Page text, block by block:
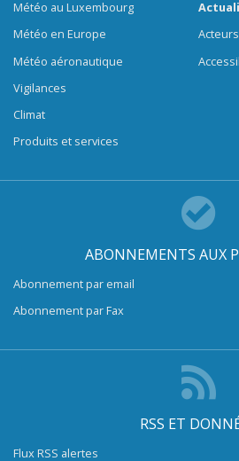
Météo au Luxembourg
Météo en Europe
Météo aéronautique
Vigilances
Climat
Produits et services
Acteurs
ABONNEMENTS AUX
Abonnement par email
Abonnement par Fax
RSS ET
Flux RSS alertes